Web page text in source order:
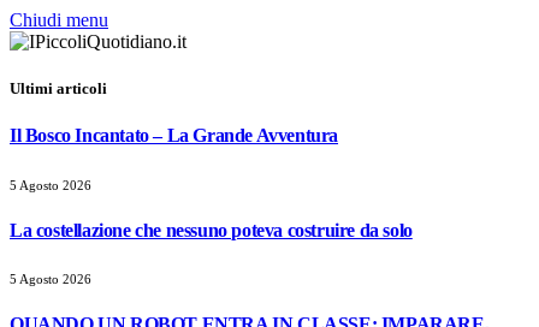
Chiudi menu
Ultimi articoli
Il Bosco Incantato – La Grande Avventura
5 Agosto 2026
La costellazione che nessuno poteva costruire da solo
5 Agosto 2026